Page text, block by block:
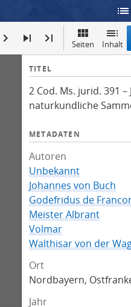
list
Seiten Inhalt
I
f
o
TITEL
2 Cod. Ms. jurid. 391
naturkundliche
METADATEN
Autoren
Unbekannt
Johannes von Buch
Godefridus de
Meister Albrant
Volmar
Walthisar von der
Ort
Nordbayern,
Jahr